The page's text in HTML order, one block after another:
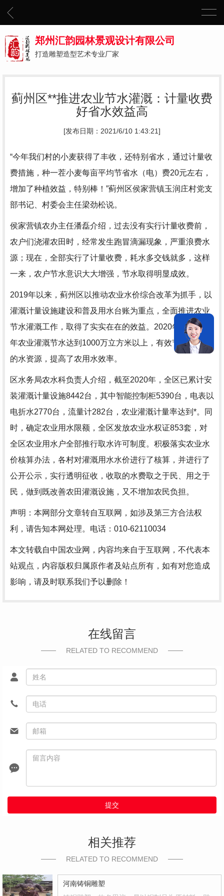
郑州汇韵园林景观设计有限公司
打造雕塑造型艺术专业厂家
蓟州区**推进农业节水灌溉：计量收费
好省水效益高
[发布日期：2021/6/10 1:43:21]
“今年我们村的小麦获得了丰收，还特别省水，通过计量收
费措施，种一茬小麦每亩平均节省水（电）费20元左右，
增加了种植效益，特别棒！”蓟州区侯家营镇玉润庄村党支
部书记、村委会主任梁劲松说。
侯家营镇农办主任潘磊介绍，过去没有实行计量收费前，
农户们浇灌农田时，经常发生跑冒滴漏现象，严重浪费水
源；现在，全部实行了计量收费，耗水多交钱就多，这样
一来，农户节水意识大大增强，节水取得明显成效。
2019年以来，蓟州区以推动农业水价综合改革为抓手，以
灌溉计量设施建设和普及用水台账为重点，全面推进农业
节水灌溉工作，取得了实实在在的效益。2020年同比2019
年农业灌溉节水达到1000万立方米以上，有效节约了宝贵
的水资源，提高了农用水效率。
区水务局农水科负责人介绍，截至2020年，全区已累计安
装灌溉计量设施8442台，其中智能控制柜5390台，电表以
电折水2770台，流量计282台，农业灌溉计量率达到*。同
时，确定农业用水限额，全区发放农业水权证853套，对
全区农业用水户全部推行取水许可制度。积极落实农业水
价核算办法，各村对灌溉用水水价进行了核算，并进行了
公开公示，实行透明征收，收取的水费取之于民、用之于
民，做到既改善农田灌溉设施，又不增加农民负担。
声明：本网部分文章转自互联网，如涉及第三方合法权
利，请告知本网处理。电话：010-62110034
本文转载自中国农业网，内容均来自于互联网，不代表本
站观点，内容版权归属原作者及站点所有，如有对您造成
影响，请及时联系我们予以删除！
在线留言
RELATED TO RECOMMEND
提交
相关推荐
RELATED TO RECOMMEND
河南铸铜雕塑